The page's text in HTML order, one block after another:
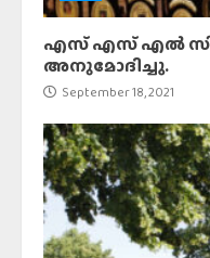
എസ് എസ് എൽ സി,
അനുമോദിച്ചു.
September 18, 2021